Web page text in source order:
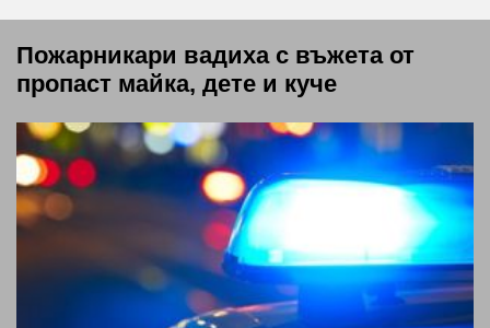
Пожарникари вадиха с въжета от
пропаст майка, дете и куче